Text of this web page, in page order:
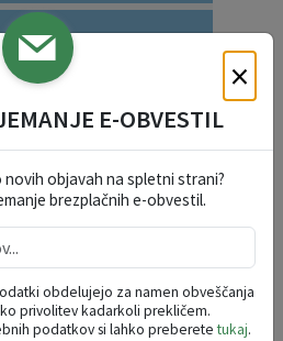
PODATKOV
V REGIJI
2026
če pe so ne
30 31 1
2
6 7 8
9
13 14 15
16
×
E-OBVESTIL
objavah na spletni strani?
brezplačnih e-obvestil.
obdelujejo za namen obveščanja
privolitev kadarkoli prekličem.
podatkov si lahko preberetetukaj.